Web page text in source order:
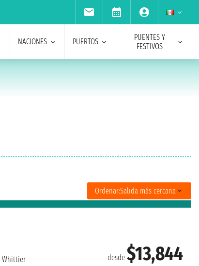
NACIONES PUERTOS
PUENTES Y
FESTIVOS
Ordenar:Salida más cercana
desde $13,844
Whittier